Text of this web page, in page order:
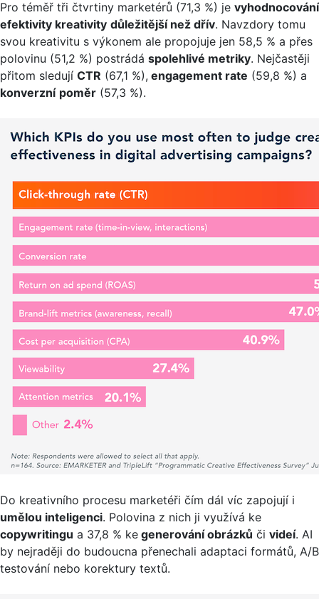
Pro téměř tři čtvrtiny marketérů (71,3 %) je vyhodnocování
efektivity kreativity důležitější než dřív. Navzdory tomu
svou kreativitu s výkonem ale propojuje jen 58,5 % a přes
polovinu (51,2 %) postrádá spolehlivé metriky. Nejčastěji
přitom sledují CTR (67,1 %), engagement rate (59,8 %) a
konverzní poměr (57,3 %).
Do kreativního procesu marketéři čím dál víc zapojují i
umělou inteligenci. Polovina z nich ji využívá ke
copywritingu a 37,8 % ke generování obrázků či videí. AI
by nejraději do budoucna přenechali adaptaci formátů, A/B
testování nebo korektury textů.